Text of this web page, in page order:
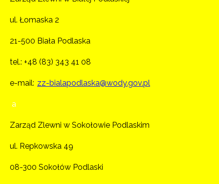
ul. Łomaska 2
21-500 Biała Podlaska
tel.: +48 (83) 343 41 08
e-mail: zz-bialapodlaska@wody.gov.pl
a
Zarząd Zlewni w Sokołowie Podlaskim
ul. Repkowska 49
08-300 Sokołów Podlaski